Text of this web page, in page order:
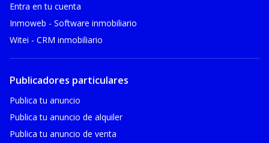
Entra en tu cuenta
Inmoweb - Software inmobiliario
Witei - CRM inmobiliario
Publicadores particulares
Publica tu anuncio
Publica tu anuncio de alquiler
Publica tu anuncio de venta